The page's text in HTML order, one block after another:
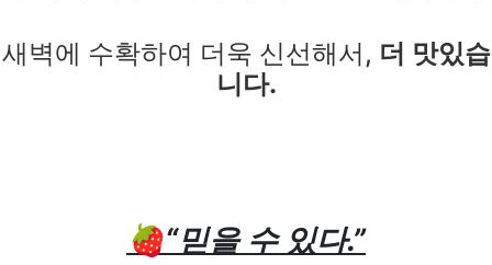
새벽에 수확하여 더욱 신선해서, 더 맛있습
니다.
🍓“믿을 수 있다.”